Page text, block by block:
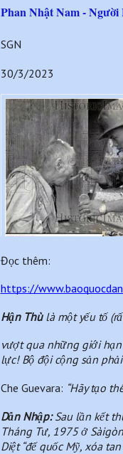
Phan Nhật Nam -
SGN
30/3/2023
Đọc thêm:
https://
Hận Thù là một yếu tố
vượt qua những giới hạn
lực! Bộ đội cộng sản
Che Guevara: “Hãy tạo
Dẫn Nhập: Sau lần kết
Tháng Tư, 1975 ở
Diệt “đế quốc Mỹ, xóa